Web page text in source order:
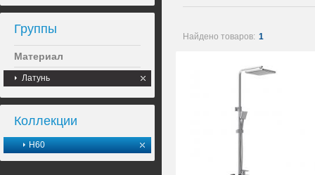
Группы
Материал
Латунь
Коллекции
H60
Найдено товаров: 1